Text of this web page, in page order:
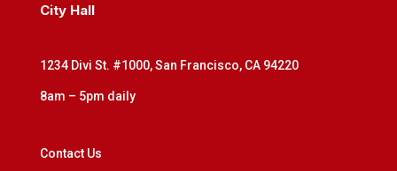
City Hall
1234 Divi St. #1000, San Francisco, CA 94220
8am – 5pm daily
Contact Us